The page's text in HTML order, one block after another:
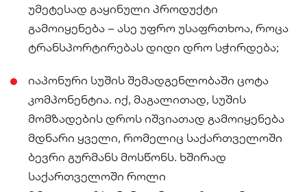
უმეტესად გაყინული პროდუქტი
გამოიყენება – ასე უფრო უსაფრთხოა, როცა
ტრანსპორტირებას დიდი დრო სჭირდება;
იაპონური სუშის შემადგენლობაში ცოტა
კომპონენტია. იქ, მაგალითად, სუშის
მომზადების დროს იშვიათად გამოიყენება
მდნარი ყველი, რომელიც საქართველოში
ბევრი გურმანს მოსწონს. ხშირად
საქართველოში როლი